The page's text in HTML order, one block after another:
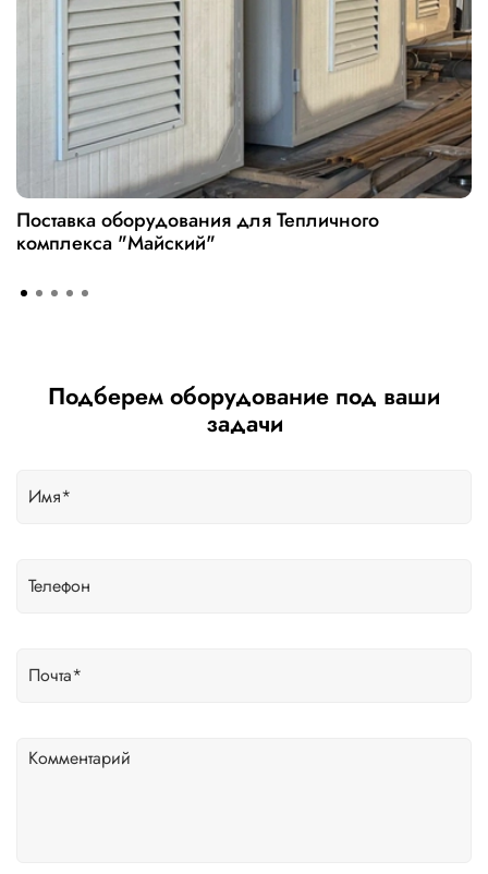
Поставка оборудования для Тепличного
комплекса "Майский"
Подберем оборудование под ваши
задачи